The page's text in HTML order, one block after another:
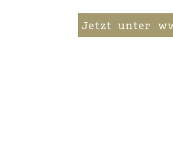
Jetzt unter